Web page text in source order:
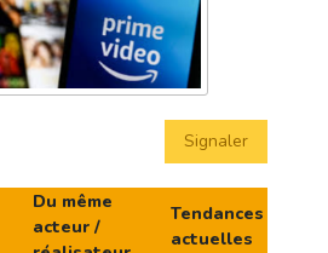
Signaler
Du même
acteur /
Tendances
actuelles